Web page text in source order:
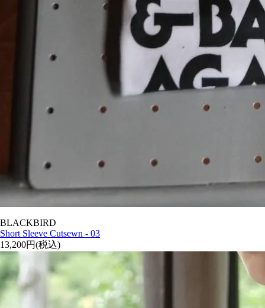
BLACKBIRD
Short Sleeve Cutsewn - 03
13,200円(税込)